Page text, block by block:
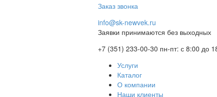
Заказ звонка
info@sk-newvek.ru
Заявки принимаются без выходных
+7 (351) 233-00-30 пн-пт: с 8:00 до
Услуги
Каталог
О компании
Наши клиенты